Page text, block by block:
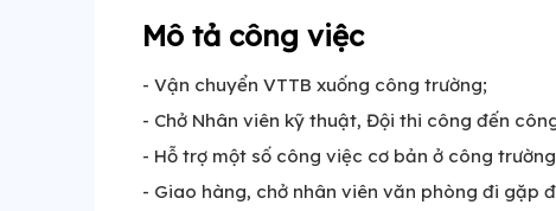
Mô tả công việc
- Vận chuyển VTTB xuống công trường;
- Chở Nhân viên kỹ thuật, Đội thi công đến
- Hỗ trợ một số công việc cơ bản ở công
- Giao hàng, chở nhân viên văn phòng đi gặp